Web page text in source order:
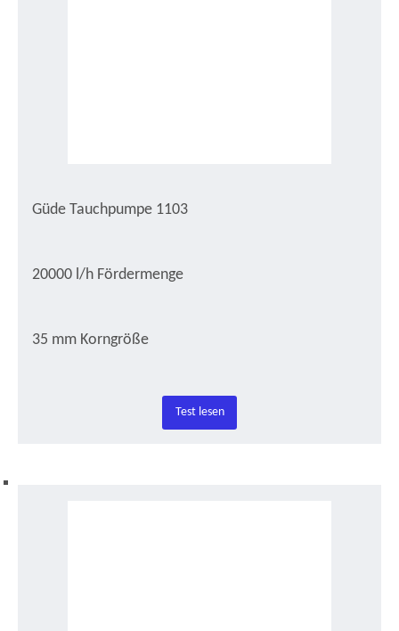
Güde Tauchpumpe 1103
20000 l/h Fördermenge
35 mm Korngröße
Test lesen